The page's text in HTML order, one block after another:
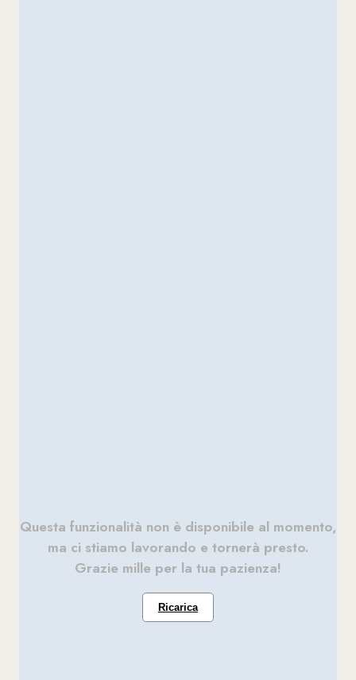
Questa funzionalità non è disponibile al momento,
ma ci stiamo lavorando e tornerà presto.
Grazie mille per la tua pazienza!
Ricarica